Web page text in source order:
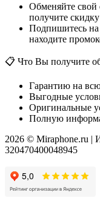
Обменяйте свой
получите
Подпишитесь
находите
📋 Что Вы получите
Гарантию на
Выгодные
Оригинальные
Полную
2026 © Miraphone.ru
320470400048945